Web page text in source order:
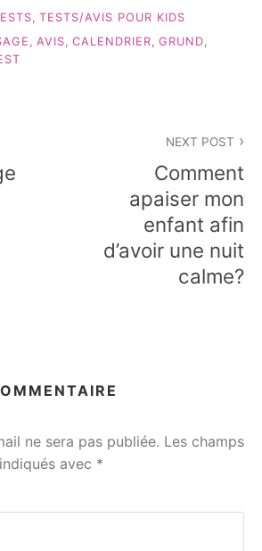
, TESTS/AVIS POUR KIDS
AVIS CALENDRIER GRUND
NEXT POST
Comment
apaiser mon
enfant afin
d’avoir une nuit
calme?
ne sera pas publiée. Les champs
avec *